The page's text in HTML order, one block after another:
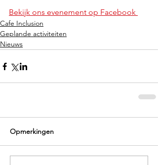
Bekijk ons evenement op Facebook
Cafe Inclusion
Geplande activiteiten
Nieuws
Opmerkingen